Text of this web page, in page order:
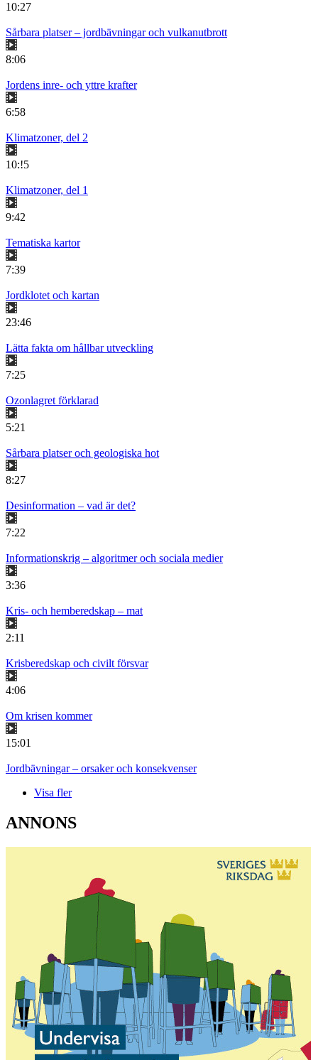
10:27
Sårbara platser – jordbävningar och vulkanutbrott
8:06
Jordens inre- och yttre krafter
6:58
Klimatzoner, del 2
10:!5
Klimatzoner, del 1
9:42
Tematiska kartor
7:39
Jordklotet och kartan
23:46
Lätta fakta om hållbar utveckling
7:25
Ozonlagret förklarad
5:21
Sårbara platser och geologiska hot
8:27
Desinformation – vad är det?
7:22
Informationskrig – algoritmer och sociala medier
3:36
Kris- och hemberedskap – mat
2:11
Krisberedskap och civilt försvar
4:06
Om krisen kommer
15:01
Jordbävningar – orsaker och konsekvenser
Visa fler
ANNONS